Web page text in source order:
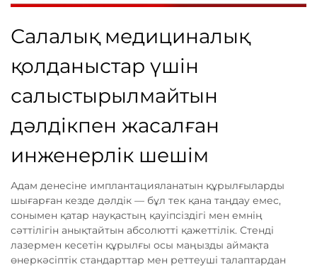
Салалық медициналық
қолданыстар үшін
салыстырылмайтын
дәлдікпен жасалған
инженерлік шешім
Адам денесіне имплантацияланатын құрылғыларды
шығарған кезде дәлдік — бұл тек қана таңдау емес,
сонымен қатар науқастың қауіпсіздігі мен емнің
сәттілігін анықтайтын абсолютті қажеттілік. Стенді
лазермен кесетін құрылғы осы маңызды аймақта
өнеркәсіптік стандарттар мен реттеуші талаптардан